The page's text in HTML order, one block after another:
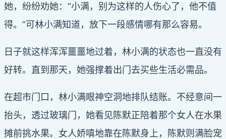
她，纷纷劝她：“小满，别为这样的人伤心了，他不值
得。”可林小满知道，放下一段感情哪有那么容易。
日子就这样浑浑噩噩地过着，林小满的状态也一直没有
好转。直到那天，她强撑着出门去买些生活必需品。
在超市门口，林小满眼神空洞地排队结账。不经意间一
抬头，透过玻璃门，她看见陈默正陪着那个女人在水果
摊前挑水果。女人娇嗔地靠在陈默身上，陈默则满脸宠